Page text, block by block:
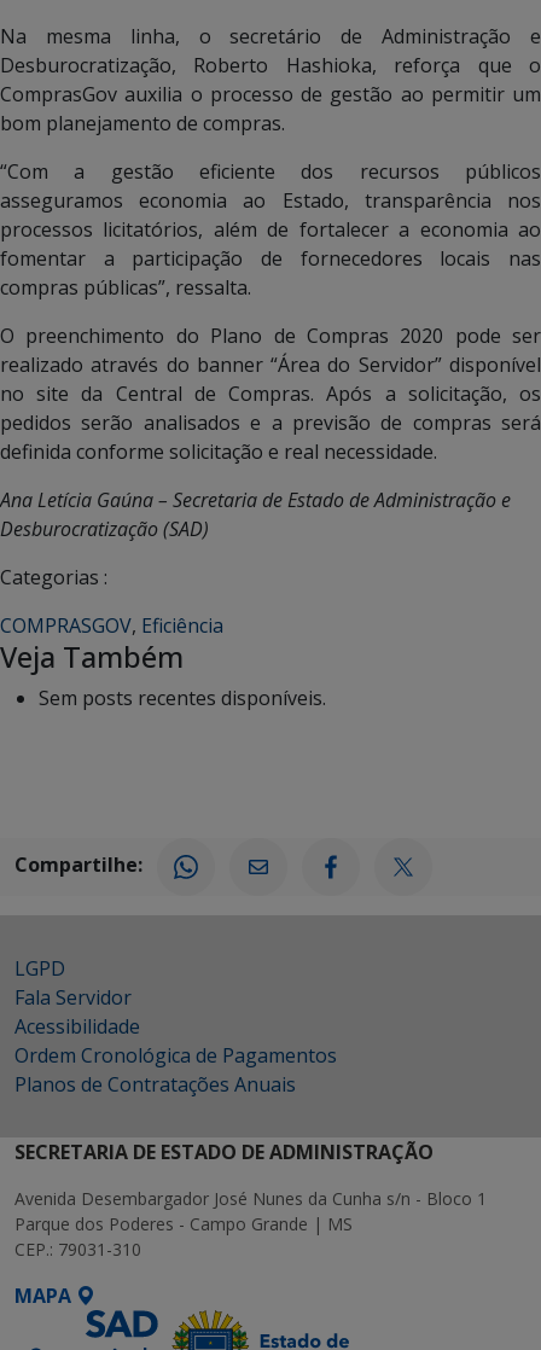
Na mesma linha, o secretário de Administração e
Desburocratização, Roberto Hashioka, reforça que o
ComprasGov auxilia o processo de gestão ao permitir um
bom planejamento de compras.
“Com a gestão eficiente dos recursos públicos
asseguramos economia ao Estado, transparência nos
processos licitatórios, além de fortalecer a economia ao
fomentar a participação de fornecedores locais nas
compras públicas”, ressalta.
O preenchimento do Plano de Compras 2020 pode ser
realizado através do banner “Área do Servidor” disponível
no site da Central de Compras. Após a solicitação, os
pedidos serão analisados e a previsão de compras será
definida conforme solicitação e real necessidade.
Ana Letícia Gaúna – Secretaria de Estado de Administração e
Desburocratização (SAD)
Categorias :
COMPRASGOV, Eficiência
Veja Também
Sem posts recentes disponíveis.
Compartilhe:
LGPD
Fala Servidor
Acessibilidade
Ordem Cronológica de Pagamentos
Planos de Contratações Anuais
SECRETARIA DE ESTADO DE ADMINISTRAÇÃO
Avenida Desembargador José Nunes da Cunha s/n - Bloco 1
Parque dos Poderes - Campo Grande | MS
CEP.: 79031-310
MAPA